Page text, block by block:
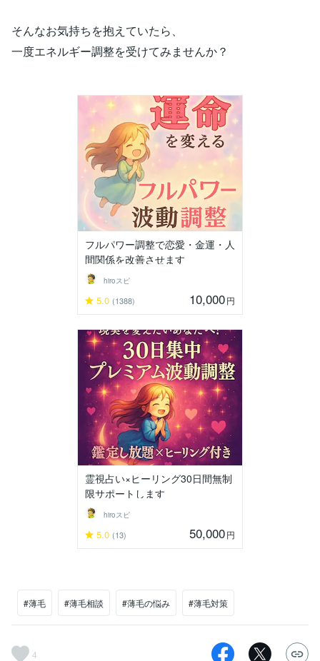
そんなお気持ちを抱えていたら、
一度エネルギー調整を受けてみませんか？
フルパワー調整で恋愛・金運・人
間関係を改善させます
hiroスピ
5.0 (1388) 10,000円
霊視占い×ヒーリング30日間無制
限サポートします
hiroスピ
5.0 (13) 50,000円
#薄毛 #薄毛相談 #薄毛の悩み #薄毛対策
4